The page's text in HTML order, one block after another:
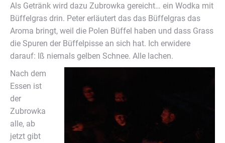
Als Getränk wird dazu Zubrowka gereicht… ein Wodka mit
Büffelgras drin. Peter erläutert das das Büffelgras das
Aroma bringt, weil die Polen Büffel haben und dass Grass
die Spuren der Büffelpisse an sich hat. Ich erwidere
darauf: Iß niemals gelben Schnee. Alle lachen.
Nach dem
Essen ist
der
Zubrowka
alle, ab
jetzt gibt